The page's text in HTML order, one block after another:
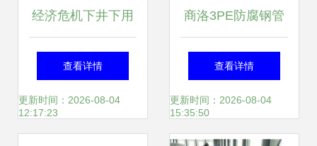
经济危机下井下用
DN200螺旋钢管价
格走势分析
查看详情
更新时间：2026-08-04
12:17:23
商洛3PE防腐钢管
价格解析与市场趋
势
查看详情
更新时间：2026-08-04
15:35:50